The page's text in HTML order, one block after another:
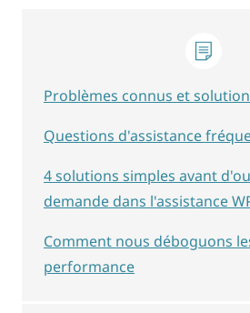
Problèmes connus et
Questions d'assistance
4 solutions simples avant
demande dans l'assistance
Comment nous déboguons
performance